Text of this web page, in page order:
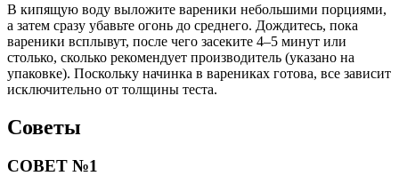
В кипящую воду выложите вареники небольшими порциями,
а затем сразу убавьте огонь до среднего. Дождитесь, пока
вареники всплывут, после чего засеките 4–5 минут или
столько, сколько рекомендует производитель (указано на
упаковке). Поскольку начинка в варениках готова, все зависит
исключительно от толщины теста.
Советы
СОВЕТ №1